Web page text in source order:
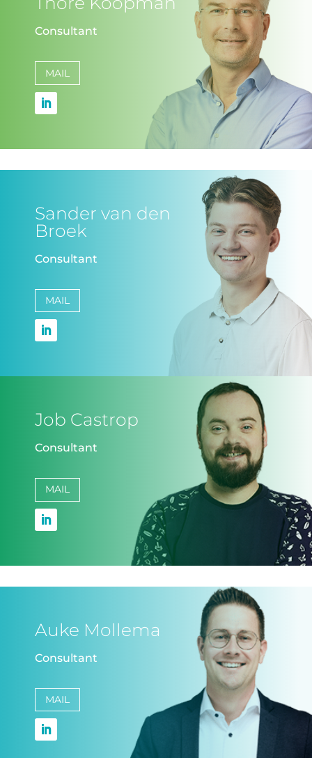
Consultant
MAIL
Sander van den
Broek
Consultant
MAIL
Job Castrop
Consultant
MAIL
Auke Mollema
Consultant
MAIL